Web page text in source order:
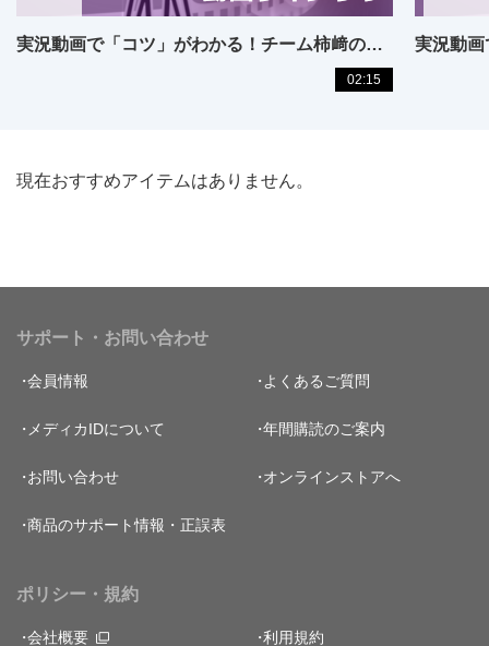
実況動画で「コツ」がわかる！チーム柿﨑の外来眼形成手術
02:15
現在おすすめアイテムはありません。
サポート・お問い合わせ
会員情報 よくあるご質問
メディカIDについて 年間購読のご案内
お問い合わせ オンラインストアへ
商品のサポート情報・正誤表
ポリシー・規約
会社概要 利用規約